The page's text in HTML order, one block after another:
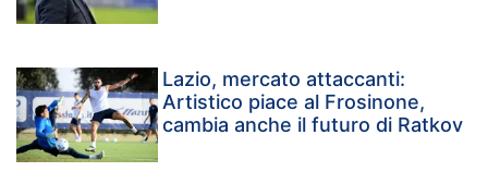
Lazio, mercato attaccanti:
Artistico piace al Frosinone,
cambia anche il futuro di Ratkov